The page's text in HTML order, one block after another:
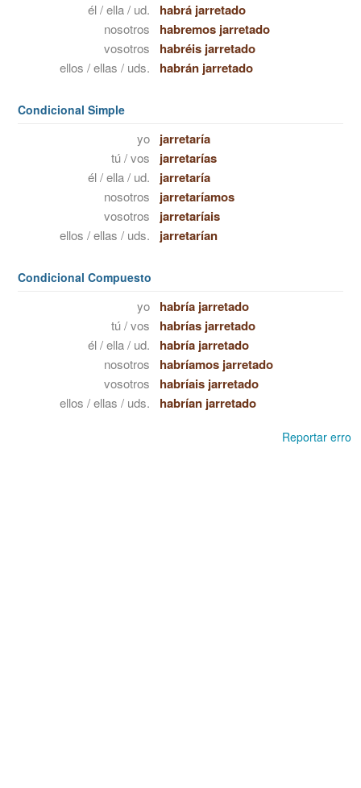
él / ella / ud. habrá jarretado
nosotros habremos jarretado
vosotros habréis jarretado
ellos / ellas / uds. habrán jarretado
Condicional Simple
yo jarretaría
tú / vos jarretarías
él / ella / ud. jarretaría
nosotros jarretaríamos
vosotros jarretaríais
ellos / ellas / uds. jarretarían
Condicional Compuesto
yo habría jarretado
tú / vos habrías jarretado
él / ella / ud. habría jarretado
nosotros habríamos jarretado
vosotros habríais jarretado
ellos / ellas / uds. habrían jarretado
Reportar erro